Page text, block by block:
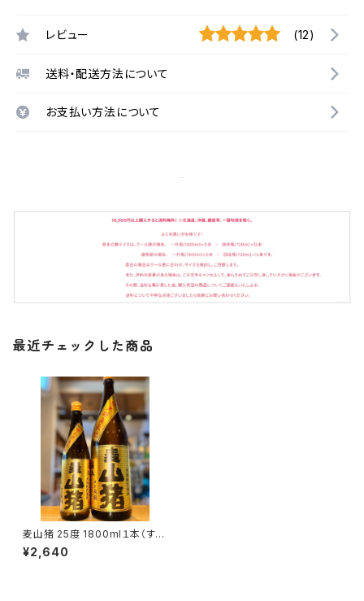
レビュー (12)
送料・配送方法について
お支払い方法について
最近チェックした商品
麦山猪 25度 1800ml１本（すき
酒造・宮崎県小林市）
¥2,640